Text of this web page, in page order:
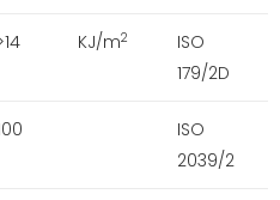
KJ/m2
ISO
179/2D
ISO
2039/2